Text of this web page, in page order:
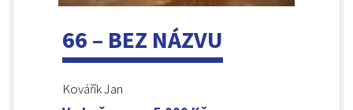
66 – BEZ NÁZVU
Kovářík Jan